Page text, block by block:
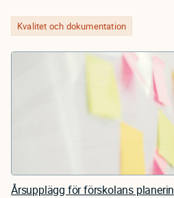
Kvalitet och dokumentation
Årsupplägg för förskolans